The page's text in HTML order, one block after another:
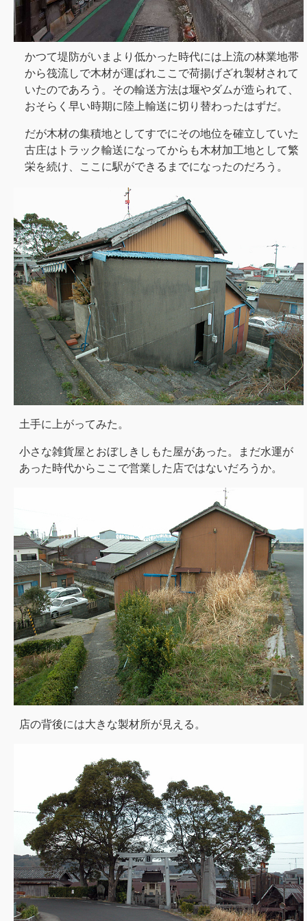
かつて堤防がいまより低かった時代には上流の林業地帯
から筏流しで木材が運ばれここで荷揚げざれ製材されて
いたのであろう。その輸送方法は堰やダムが造られて、
おそらく早い時期に陸上輸送に切り替わったはずだ。
だが木材の集積地としてすでにその地位を確立していた
古庄はトラック輸送になってからも木材加工地として繁
栄を続け、ここに駅ができるまでになったのだろう。
土手に上がってみた。
小さな雑貨屋とおぼしきしもた屋があった。まだ水運が
あった時代からここで営業した店ではないだろうか。
店の背後には大きな製材所が見える。